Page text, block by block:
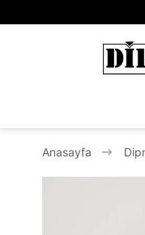
Anasayfa